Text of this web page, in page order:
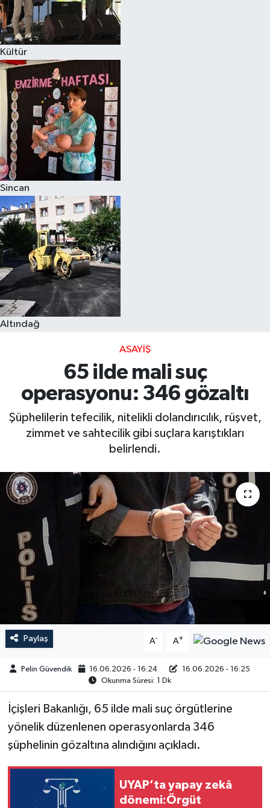
Kültür
Sincan
Altındağ
ASAYIŞ
65 ilde mali suç
operasyonu: 346 gözaltı
Şüphelilerin tefecilik, nitelikli dolandırıcılık, rüşvet,
zimmet ve sahtecilik gibi suçlara karıştıkları
belirlendi.
Paylaş A- A+
Pelin Güvendik 16.06.2026 - 16:24
16.06.2026 - 16:25
Okunma Süresi: 1 Dk
İçişleri Bakanlığı, 65 ilde mali suç örgütlerine
yönelik düzenlenen operasyonlarda 346
şüphelinin gözaltına alındığını açıkladı.
UYAP’ta yapay zekâ
dönemi:Örgüt